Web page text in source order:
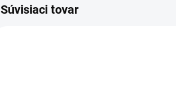
Súvisiaci tovar